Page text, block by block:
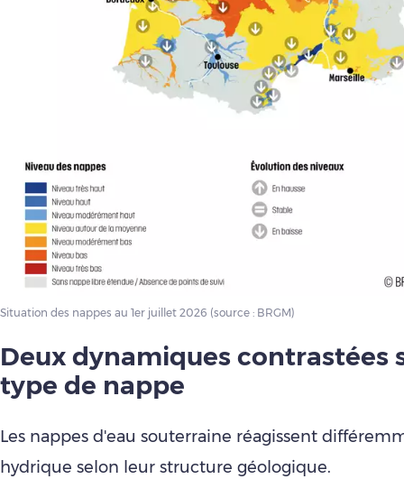
Situation des nappes au 1er juillet 2026 (source : BRGM)
Deux dynamiques contrastées
type de nappe
Les nappes d'eau souterraine réagissent
hydrique selon leur structure géologique.